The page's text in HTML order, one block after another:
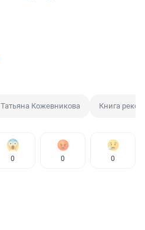
Татьяна Кожевникова Книга
0 0 0